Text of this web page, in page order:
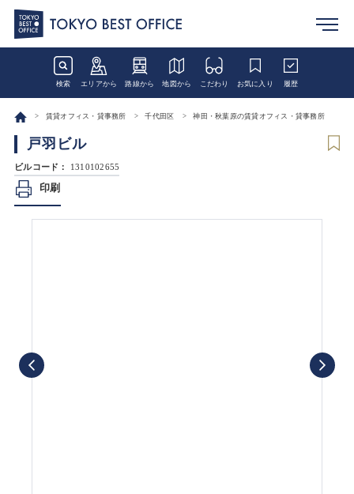
検索 エリアから 路線から 地図から こだわり お気に入り 履歴
賃貸オフィス・貸事務所 千代田区 神田・秋葉原の賃貸オフィス・貸事務所
戸羽ビル
ビルコード： 1310102655
印刷